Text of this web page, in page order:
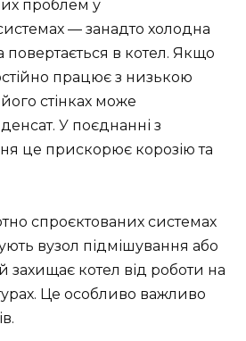
проблем у
— занадто холодна
повертається в котел. Якщо
працює з низькою
стінках може
У поєднанні з
це прискорює корозію та
спроєктованих системах
вузол підмішування або
захищає котел від роботи на
Це особливо важливо